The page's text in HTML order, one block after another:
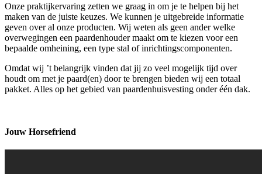
Onze praktijkervaring zetten we graag in om je te helpen bij het
maken van de juiste keuzes. We kunnen je uitgebreide informatie
geven over al onze producten. Wij weten als geen ander welke
overwegingen een paardenhouder maakt om te kiezen voor een
bepaalde omheining, een type stal of inrichtingscomponenten.
Omdat wij ’t belangrijk vinden dat jij zo veel mogelijk tijd over
houdt om met je paard(en) door te brengen bieden wij een totaal
pakket. Alles op het gebied van paardenhuisvesting onder één dak.
Jouw Horsefriend